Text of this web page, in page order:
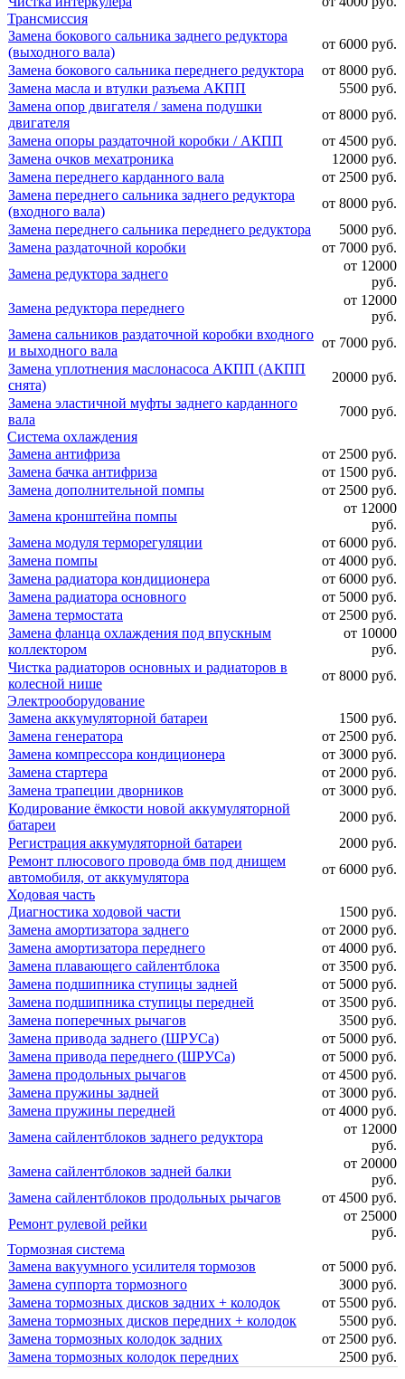
Трансмиссия
Замена бокового сальника заднего редуктора
(выходного вала)
от 6000 руб.
Замена бокового сальника переднего редуктора
от 8000 руб.
Замена масла и втулки разъема АКПП
5500 руб.
Замена опор двигателя / замена подушки
двигателя
от 8000 руб.
Замена опоры раздаточной коробки / АКПП
от 4500 руб.
Замена очков мехатроника
12000 руб.
Замена переднего карданного вала
от 2500 руб.
Замена переднего сальника заднего редуктора
(входного вала)
от 8000 руб.
Замена переднего сальника переднего редуктора
5000 руб.
Замена раздаточной коробки
от 7000 руб.
Замена редуктора заднего
от 12000
руб.
Замена редуктора переднего
от 12000
руб.
Замена сальников раздаточной коробки входного
и выходного вала
от 7000 руб.
Замена уплотнения маслонасоса АКПП (АКПП
снята)
20000 руб.
Замена эластичной муфты заднего карданного
вала
7000 руб.
Система охлаждения
Замена антифриза
от 2500 руб.
Замена бачка антифриза
от 1500 руб.
Замена дополнительной помпы
от 2500 руб.
Замена кронштейна помпы
от 12000
руб.
Замена модуля терморегуляции
от 6000 руб.
Замена помпы
от 4000 руб.
Замена радиатора кондиционера
от 6000 руб.
Замена радиатора основного
от 5000 руб.
Замена термостата
от 2500 руб.
Замена фланца охлаждения под впускным
коллектором
от 10000
руб.
Чистка радиаторов основных и радиаторов в
колесной нише
от 8000 руб.
Электрооборудование
Замена аккумуляторной батареи
1500 руб.
Замена генератора
от 2500 руб.
Замена компрессора кондиционера
от 3000 руб.
Замена стартера
от 2000 руб.
Замена трапеции дворников
от 3000 руб.
Кодирование ёмкости новой аккумуляторной
батареи
2000 руб.
Регистрация аккумуляторной батареи
2000 руб.
Ремонт плюсового провода бмв под днищем
автомобиля, от аккумулятора
от 6000 руб.
Ходовая часть
Диагностика ходовой части
1500 руб.
Замена амортизатора заднего
от 2000 руб.
Замена амортизатора переднего
от 4000 руб.
Замена плавающего сайлентблока
от 3500 руб.
Замена подшипника ступицы задней
от 5000 руб.
Замена подшипника ступицы передней
от 3500 руб.
Замена поперечных рычагов
3500 руб.
Замена привода заднего (ШРУСа)
от 5000 руб.
Замена привода переднего (ШРУСа)
от 5000 руб.
Замена продольных рычагов
от 4500 руб.
Замена пружины задней
от 3000 руб.
Замена пружины передней
от 4000 руб.
Замена сайлентблоков заднего редуктора
от 12000
руб.
Замена сайлентблоков задней балки
от 20000
руб.
Замена сайлентблоков продольных рычагов
от 4500 руб.
Ремонт рулевой рейки
от 25000
руб.
Тормозная система
Замена вакуумного усилителя тормозов
от 5000 руб.
Замена суппорта тормозного
3000 руб.
Замена тормозных дисков задних + колодок
от 5500 руб.
Замена тормозных дисков передних + колодок
5500 руб.
Замена тормозных колодок задних
от 2500 руб.
Замена тормозных колодок передних
2500 руб.